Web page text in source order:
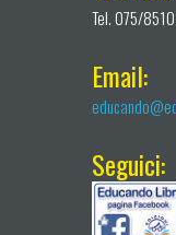
Tel. 075/
Email:
Seguici: